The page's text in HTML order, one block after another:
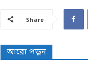
Share
আরো পড়ুন